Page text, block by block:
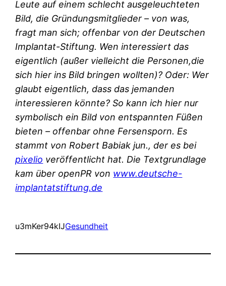
Leute auf einem schlecht ausgeleuchteten
Bild, die Gründungsmitglieder – von was,
fragt man sich; offenbar von der Deutschen
Implantat-Stiftung. Wen interessiert das
eigentlich (außer vielleicht die Personen,die
sich hier ins Bild bringen wollten)? Oder: Wer
glaubt eigentlich, dass das jemanden
interessieren könnte? So kann ich hier nur
symbolisch ein Bild von entspannten Füßen
bieten – offenbar ohne Fersensporn. Es
stammt von Robert Babiak jun., der es bei
pixelio veröffentlicht hat. Die Textgrundlage
kam über openPR von www.deutsche-
implantatstiftung.de
u3mKer94kIJGesundheit